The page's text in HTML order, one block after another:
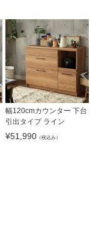
幅120cmカウンター 下台
引出タイプ ライン
¥51,990（税込み）